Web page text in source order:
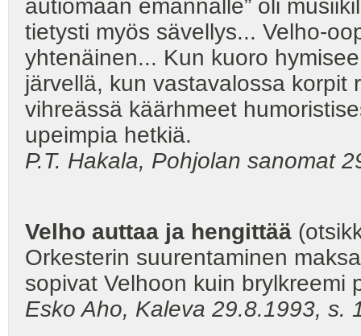
autiomaan emännälle” oli
tietysti myös sävellys... Velho-
yhtenäinen... Kun kuoro
järvellä, kun vastavalossa korpit
vihreässä käärhmeet
upeimpia hetkiä.
P.T. Hakala, Pohjolan sanomat
Velho auttaa ja hengittää
Orkesterin suurentaminen
sopivat Velhoon kuin brylkreemi
Esko Aho, Kaleva 29.8.1993, s.